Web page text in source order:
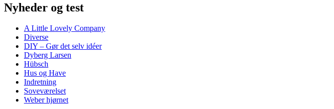
Nyheder og test
A Little Lovely Company
Diverse
DIY – Gør det selv idéer
Dyberg Larsen
Hübsch
Hus og Have
Indretning
Soveværelset
Weber hjørnet